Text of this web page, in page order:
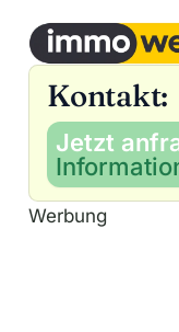
Kontakt:
Jetzt
Werbung